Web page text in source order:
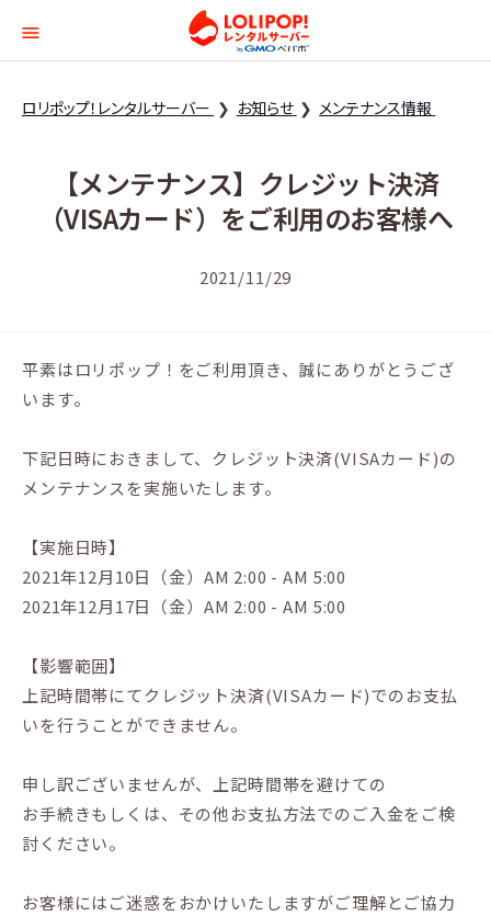
ロリポップ！レンタル
ロリポップ！レンタルサーバー お知らせ メンテナンス情報
【メンテナンス】クレジット決済
（VISAカード）をご利用のお客様へ
2021/11/29
平素はロリポップ！をご利用頂き、誠にありがとうござ
います。
下記日時におきまして、クレジット決済(VISAカード)の
メンテナンスを実施いたします。
【実施日時】
2021年12月10日（金）AM 2:00 - AM 5:00
2021年12月17日（金）AM 2:00 - AM 5:00
【影響範囲】
上記時間帯にてクレジット決済(VISAカード)でのお支払
いを行うことができません。
申し訳ございませんが、上記時間帯を避けての
お手続きもしくは、その他お支払方法でのご入金をご検
討ください。
お客様にはご迷惑をおかけいたしますがご理解とご協力